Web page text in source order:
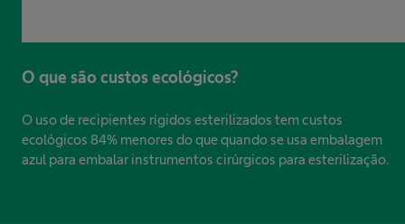
O que são custos ecológicos?
O uso de recipientes rígidos esterilizados tem custos
ecológicos 84% menores do que quando se usa embalagem
azul para embalar instrumentos cirúrgicos para esterilização.